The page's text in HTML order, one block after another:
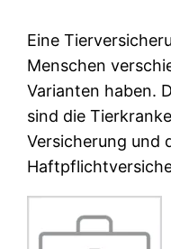
Eine
Menschen
Varianten haben.
sind die
Versicherung und